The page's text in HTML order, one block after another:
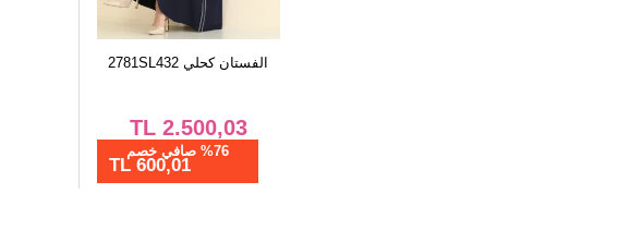
الفستان كحلي 2781SL432
2.500,03
TL
%76 صافي خصم
600,01 TL